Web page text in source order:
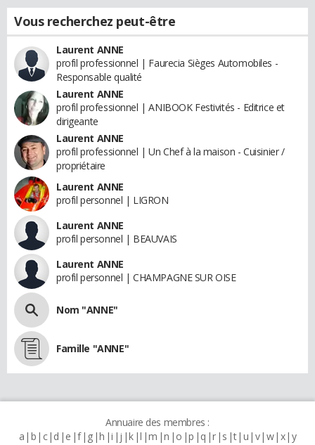
Vous recherchez peut-être
Laurent ANNE
profil professionnel | Faurecia Sièges Automobiles -
Responsable qualité
Laurent ANNE
profil professionnel | ANIBOOK Festivités - Editrice et
dirigeante
Laurent ANNE
profil professionnel | Un Chef à la maison - Cuisinier /
propriétaire
Laurent ANNE
profil personnel | LIGRON
Laurent ANNE
profil personnel | BEAUVAIS
Laurent ANNE
profil personnel | CHAMPAGNE SUR OISE
Nom "ANNE"
Famille "ANNE"
Annuaire des membres :
a b c d e f g h i j k l m n o p q r s t u v w x y